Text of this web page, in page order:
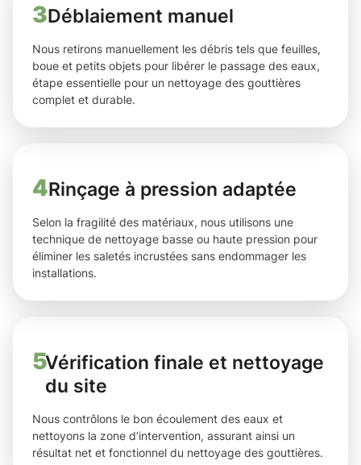
3Déblaiement manuel
Nous retirons manuellement les débris tels que feuilles,
boue et petits objets pour libérer le passage des eaux,
étape essentielle pour un nettoyage des gouttières
complet et durable.
4Rinçage à pression adaptée
Selon la fragilité des matériaux, nous utilisons une
technique de nettoyage basse ou haute pression pour
éliminer les saletés incrustées sans endommager les
installations.
5Vérification finale et nettoyage
du site
Nous contrôlons le bon écoulement des eaux et
nettoyons la zone d’intervention, assurant ainsi un
résultat net et fonctionnel du nettoyage des gouttières.